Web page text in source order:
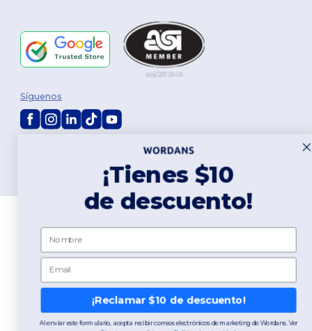
2026. Todos los derechos reservados
Política de personalización
Política de Cookies|Mapa del sitio
Síguenos
¡Tienes $10
de descuento!
Nombre
Email
¡Reclamar $10 de descuento!
Al enviar este formulario, acepta recibir correos electrónicos de marketing de Wordans. Ver